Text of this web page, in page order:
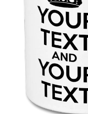
Sportbekleidung
Arbeitskleidung
Fleece & Jacken
Warnschutzkleidung
Herren